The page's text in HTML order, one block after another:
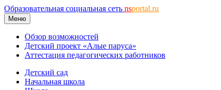
Образовательная социальная сеть nsportal.ru
Меню
Обзор возможностей
Детский проект «Алые паруса»
Аттестация педагогических работников
Детский сад
Начальная школа